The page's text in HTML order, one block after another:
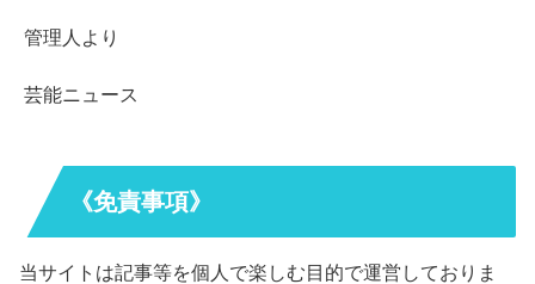
管理人より
芸能ニュース
《免責事項》
当サイトは記事等を個人で楽しむ目的で運営しておりま